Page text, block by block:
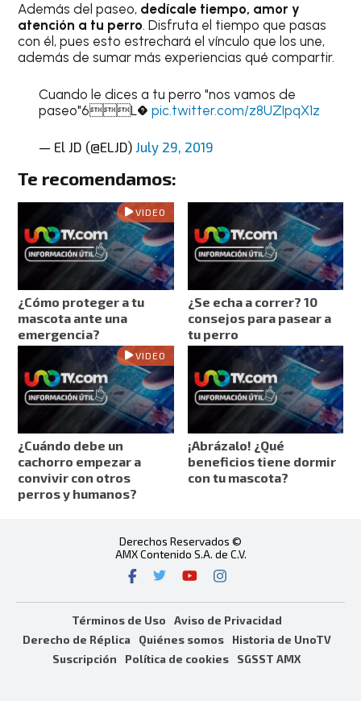
Además del paseo, dedícale tiempo, amor y
atención a tu perro. Disfruta el tiempo que pasas
con él, pues esto estrechará el vínculo que los une,
además de sumar más experiencias qué compartir.
Cuando le dices a tu perro "nos vamos de
paseo"6L� pic.twitter.com/z8UZIpqX1z
— El JD (@ELJD) July 29, 2019
Te recomendamos:
VIDEO
¿Cómo proteger a tu
mascota ante una
emergencia?
¿Se echa a correr? 10
consejos para pasear a
tu perro
VIDEO
¿Cuándo debe un
cachorro empezar a
convivir con otros
perros y humanos?
¡Abrázalo! ¿Qué
beneficios tiene dormir
con tu mascota?
Derechos Reservados ©
AMX Contenido S.A. de C.V.
Términos de Uso
Aviso de Privacidad
Derecho de Réplica
Quiénes somos
Historia de UnoTV
Suscripción
Política de cookies SGSST AMX